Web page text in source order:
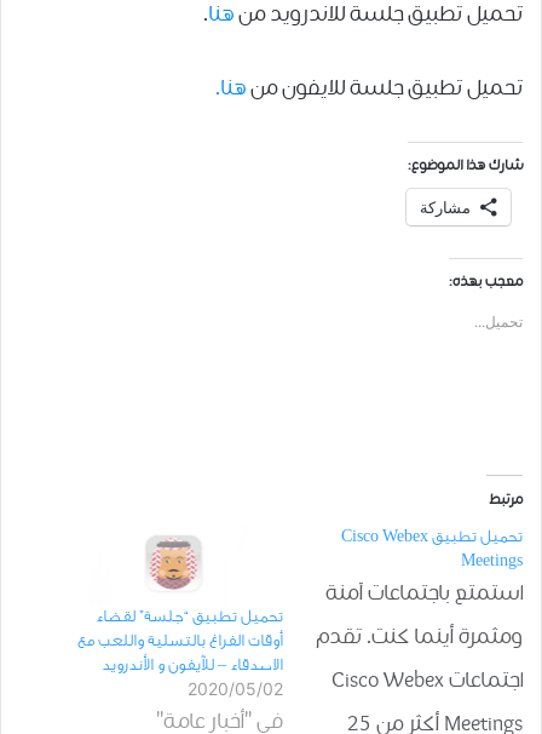
تحميل تطبيق جلسة للاندرويد منهنا.
تحميل تطبيق جلسة للايفون منهنا.
شارك هذا الموضوع:
مشاركة
معجب بهذه:
تحميل...
مرتبط
تحميل تطبيق Cisco Webex
Meetings
استمتع باجتماعات آمنة
ومثمرة أينما كنت. تقدم
اجتماعات Cisco Webex
Meetings أكثر من 25
تحميل ﺗﻄﺒﻴﻖ “ﺟﻠﺴﺔ” لقضاء
أوقات الفراغ بالتسلية واللعب مع
الاصدقاء – للآيفون و الأندرويد
2020/05/02
في "أخبار عامة"